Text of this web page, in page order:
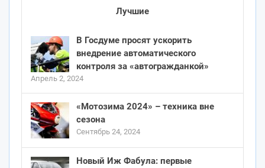
Лучшие
В Госдуме просят ускорить
внедрение автоматического
контроля за «автогражданкой»
Апрель 2, 2024
«Мотозима 2024» – техника вне
сезона
Сентябрь 24, 2024
Новый Иж Фабула: первые